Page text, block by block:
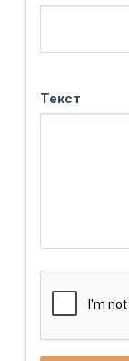
Текст